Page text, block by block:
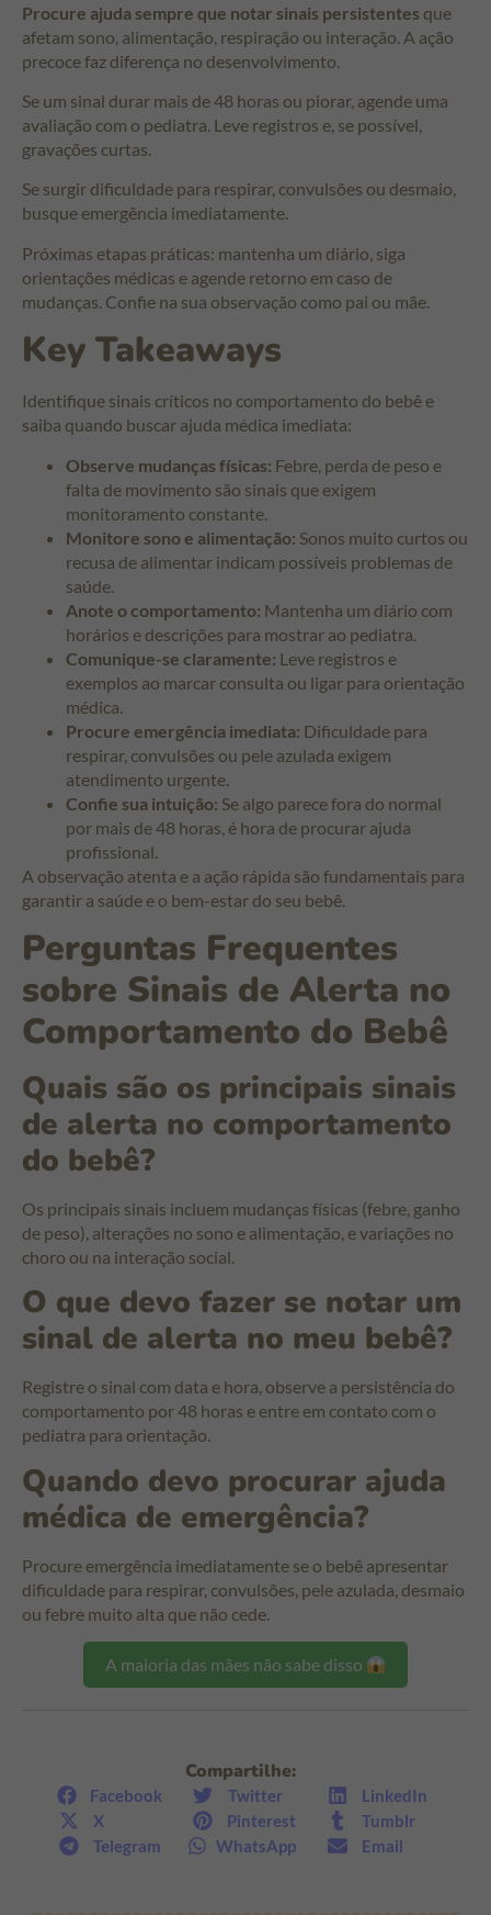
Procure ajuda sempre que notar sinais persistentes que
afetam sono, alimentação, respiração ou interação. A ação
precoce faz diferença no desenvolvimento.
Se um sinal durar mais de 48 horas ou piorar, agende uma
avaliação com o pediatra. Leve registros e, se possível,
gravações curtas.
Se surgir dificuldade para respirar, convulsões ou desmaio,
busque emergência imediatamente.
Próximas etapas práticas: mantenha um diário, siga
orientações médicas e agende retorno em caso de
mudanças. Confie na sua observação como pai ou mãe.
Key Takeaways
Identifique sinais críticos no comportamento do bebê e
saiba quando buscar ajuda médica imediata:
Observe mudanças físicas: Febre, perda de peso e
falta de movimento são sinais que exigem
monitoramento constante.
Monitore sono e alimentação: Sonos muito curtos ou
recusa de alimentar indicam possíveis problemas de
saúde.
Anote o comportamento: Mantenha um diário com
horários e descrições para mostrar ao pediatra.
Comunique-se claramente: Leve registros e
exemplos ao marcar consulta ou ligar para orientação
médica.
Procure emergência imediata: Dificuldade para
respirar, convulsões ou pele azulada exigem
atendimento urgente.
Confie sua intuição: Se algo parece fora do normal
por mais de 48 horas, é hora de procurar ajuda
profissional.
A observação atenta e a ação rápida são fundamentais para
garantir a saúde e o bem-estar do seu bebê.
Perguntas Frequentes
sobre Sinais de Alerta no
Comportamento do Bebê
Quais são os principais sinais
de alerta no comportamento
do bebê?
Os principais sinais incluem mudanças físicas (febre, ganho
de peso), alterações no sono e alimentação, e variações no
choro ou na interação social.
O que devo fazer se notar um
sinal de alerta no meu bebê?
Registre o sinal com data e hora, observe a persistência do
comportamento por 48 horas e entre em contato com o
pediatra para orientação.
Quando devo procurar ajuda
médica de emergência?
Procure emergência imediatamente se o bebê apresentar
dificuldade para respirar, convulsões, pele azulada, desmaio
ou febre muito alta que não cede.
A maioria das mães não sabe disso
Compartilhe:
Facebook Twitter
LinkedIn
X
Pinterest
Tumblr
Telegram
WhatsApp Email